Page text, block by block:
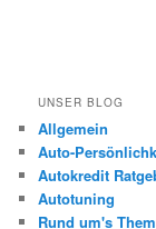
UNSER BLOG
Allgemein
Auto-
Autokredit
Autotuning
Rund um's